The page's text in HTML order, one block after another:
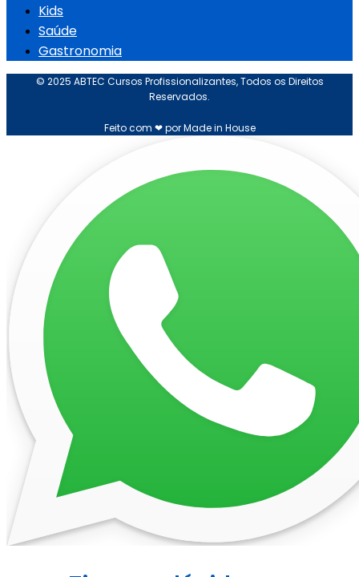
Kids
Saúde
Gastronomia
© 2025 ABTEC Cursos Profissionalizantes, Todos os Direitos
Reservados.
Feito com ❤ por Made in House